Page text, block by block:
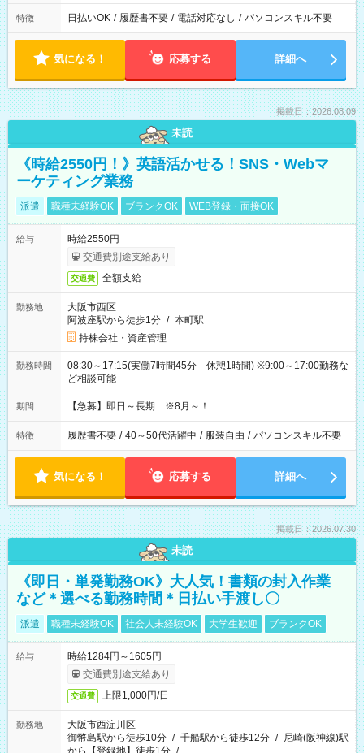
特徴 日払いOK / 履歴書不要 / 電話対応なし / パソコンスキル不要
気になる！ 応募する 詳細へ
掲載日：2026.08.09
未読
《時給2550円！》英語活かせる！SNS・Webマ
ーケティング業務
派遣 職種未経験OK ブランクOK WEB登録・面接OK
給与
時給2550円
交通費別途支給あり
交通費 全額支給
勤務地
大阪市西区
阿波座駅から徒歩1分 / 本町駅
持株会社・資産管理
勤務時間
08:30～17:15(実働7時間45分 休憩1時間) ※9:00～17:00勤務な
ど相談可能
期間 【急募】即日～長期 ※8月～！
特徴 履歴書不要 / 40～50代活躍中 / 服装自由 / パソコンスキル不要
気になる！ 応募する 詳細へ
掲載日：2026.07.30
未読
《即日・単発勤務OK》大人気！書類の封入作業
など＊選べる勤務時間＊日払い手渡し〇
派遣 職種未経験OK 社会人未経験OK 大学生歓迎 ブランクOK
給与
時給1284円～1605円
交通費別途支給あり
交通費 上限1,000円/日
勤務地
大阪市西淀川区
御幣島駅から徒歩10分 / 千船駅から徒歩12分 / 尼崎(阪神線)駅
から【登録地】徒歩1分 / …